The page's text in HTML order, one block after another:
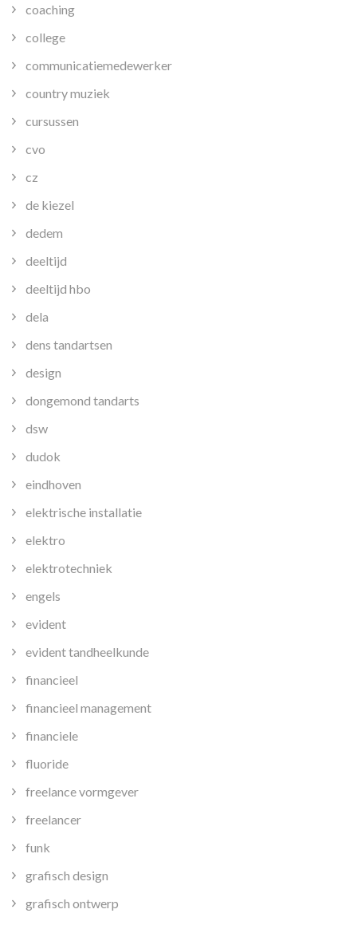
coaching
college
communicatiemedewerker
country muziek
cursussen
cvo
cz
de kiezel
dedem
deeltijd
deeltijd hbo
dela
dens tandartsen
design
dongemond tandarts
dsw
dudok
eindhoven
elektrische installatie
elektro
elektrotechniek
engels
evident
evident tandheelkunde
financieel
financieel management
financiele
fluoride
freelance vormgever
freelancer
funk
grafisch design
grafisch ontwerp